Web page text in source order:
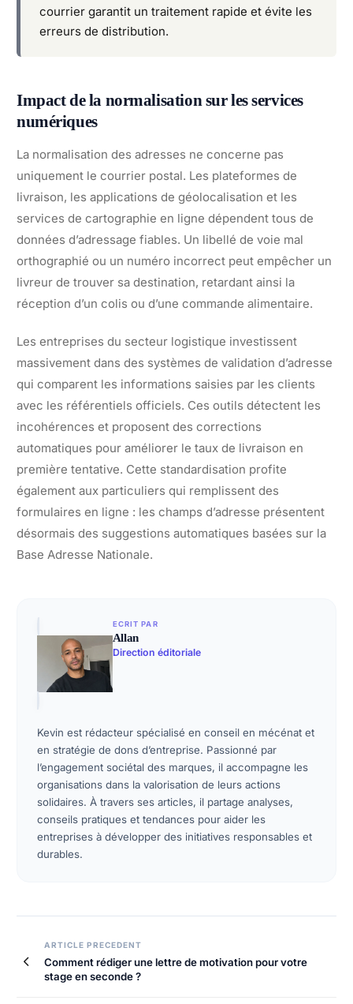
courrier garantit un traitement rapide et évite les
erreurs de distribution.
Impact de la normalisation sur les services
numériques
La normalisation des adresses ne concerne pas
uniquement le courrier postal. Les plateformes de
livraison, les applications de géolocalisation et les
services de cartographie en ligne dépendent tous de
données d’adressage fiables. Un libellé de voie mal
orthographié ou un numéro incorrect peut empêcher un
livreur de trouver sa destination, retardant ainsi la
réception d’un colis ou d’une commande alimentaire.
Les entreprises du secteur logistique investissent
massivement dans des systèmes de validation d’adresse
qui comparent les informations saisies par les clients
avec les référentiels officiels. Ces outils détectent les
incohérences et proposent des corrections
automatiques pour améliorer le taux de livraison en
première tentative. Cette standardisation profite
également aux particuliers qui remplissent des
formulaires en ligne : les champs d’adresse présentent
désormais des suggestions automatiques basées sur la
Base Adresse Nationale.
ECRIT PAR
Allan
Direction éditoriale
Kevin est rédacteur spécialisé en conseil en mécénat et
en stratégie de dons d’entreprise. Passionné par
l’engagement sociétal des marques, il accompagne les
organisations dans la valorisation de leurs actions
solidaires. À travers ses articles, il partage analyses,
conseils pratiques et tendances pour aider les
entreprises à développer des initiatives responsables et
durables.
Navigation
de
ARTICLE PRECEDENT
Comment rédiger une lettre de motivation pour votre
stage en seconde ?